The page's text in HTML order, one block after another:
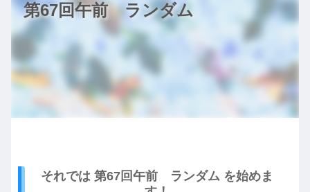
第67回午前 ランダム
それでは 第67回午前 ランダム を始めま